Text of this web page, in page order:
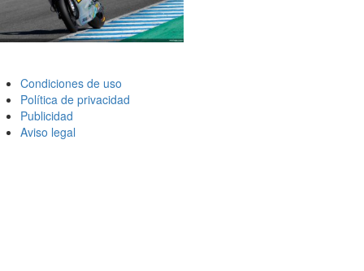
Condiciones de uso
Política de privacidad
Publicidad
Aviso legal